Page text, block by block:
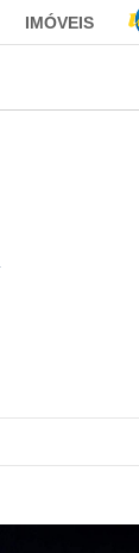
IMÓVEIS